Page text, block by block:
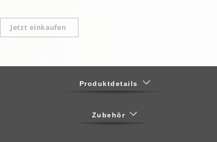
Jetzt einkaufen
Produktdetails
Zubehör